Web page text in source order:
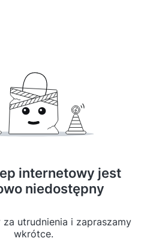
internetowy jest
niedostępny
za utrudnienia i zapraszamy
wkrótce.